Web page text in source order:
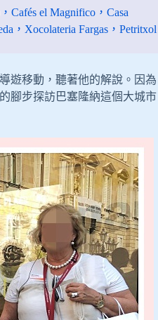
Cafés el Magnifico，Casa
，Xocolateria Fargas，Petritxol
遊移動，聽著他的解說。因為
腳步探訪巴塞隆納這個大城市